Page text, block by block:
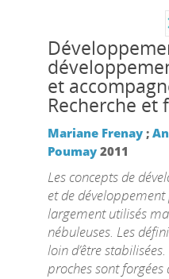
et
Recherche et
Mariane Frenay;
Poumay 2011
Les concepts de
et de
largement utilisés
nébuleuses. Les
loin d’être
proches sont forgées